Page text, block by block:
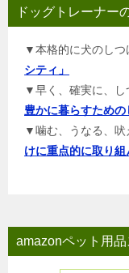
ドッグトレーナー
▼本格的に犬のし
シティ」
▼早く、確実に、
豊かに暮らすための
▼噛む、うなる、
けに重点的に取り
amazonペット用品